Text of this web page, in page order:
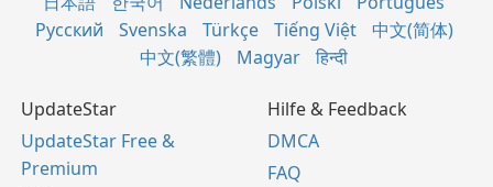
Русский
Svenska Türkçe Tiếng Việt
中文(简体)
中文(繁體)
Magyar हिन्दी
UpdateStar
UpdateStar Free &
Premium
Hilfe & Feedback
DMCA
FAQ